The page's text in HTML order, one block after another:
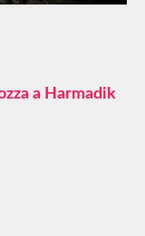
a Harmadik